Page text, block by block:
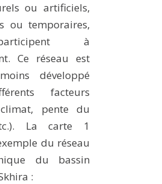
ou artificiels,
ou temporaires,
à
Ce réseau est
développé
facteurs
pente du
La carte 1
du réseau
du bassin
: